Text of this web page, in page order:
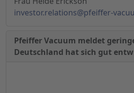
investor.relations@pfeiffer-
Pfeiffer Vacuum meldet
Deutschland hat sich gut